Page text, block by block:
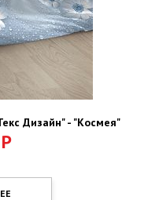
Дизайн" - "Космея"
Р